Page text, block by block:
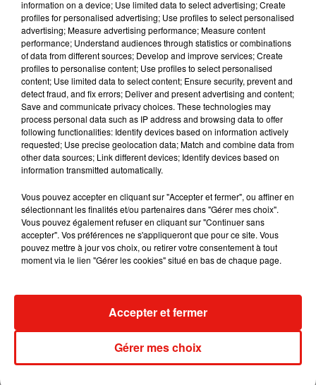
l'État aux Binationaux.
Sur cette mesure, le RN donne en exemple, un poste de
directeur de centrale nucléaire qui serait interdit aux franco-
russes. Une mesure jugée peu claire par les opposants, qui
précisent par ailleurs que les profils sont déjà étudiés
lorsqu'il s'agit de recruter à des postes de sécurité. Le RN a
annoncé qu'il fera "une liste de 50 emplois stratégiques
interdits aux Binationaux, s'il arrive au pouvoir".
Créationd’États généraux de la simplification
administrativepour les entreprises
Privatisation de l’audiovisuel public
en les exonérant d’impôt sur le revenu
information on a device; Use limited data to select advertising; Create
profiles for personalised advertising; Use profiles to select personalised
advertising; Measure advertising performance; Measure content
performance; Understand audiences through statistics or combinations
of data from different sources; Develop and improve services; Create
profiles to personalise content; Use profiles to select personalised
content; Use limited data to select content; Ensure security, prevent and
detect fraud, and fix errors; Deliver and present advertising and content;
Save and communicate privacy choices. These technologies may
process personal data such as IP address and browsing data to offer
following functionalities: Identify devices based on information actively
requested; Use precise geolocation data; Match and combine data from
other data sources; Link different devices; Identify devices based on
information transmitted automatically.
Vous pouvez accepter en cliquant sur "Accepter et fermer", ou affiner en
sélectionnant les finalités et/ou partenaires dans "Gérer mes choix".
Vous pouvez également refuser en cliquant sur "Continuer sans
accepter". Vos préférences ne s'appliqueront que pour ce site. Vous
pouvez mettre à jour vos choix, ou retirer votre consentement à tout
moment via le lien "Gérer les cookies" situé en bas de chaque page.
Gérer mes choix
Accepter et fermer